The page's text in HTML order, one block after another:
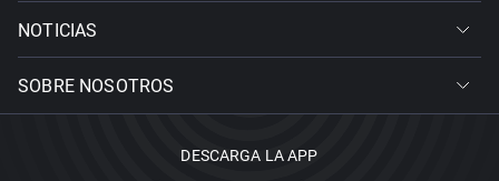
NOTICIAS
SOBRE NOSOTROS
DESCARGA LA APP